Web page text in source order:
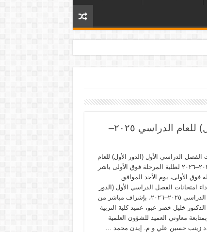
بدء امتحانات الفصل الدراسي الأول (الدور الأول) للعام الدراسي ٢٠٢٥–
الفصل الدراسي الأول (الدور الأول) للعام
الدراسي ٢٠٢٥–٢٠٢٦ لطلبة المرحلة فوق الأولى باشر
فوق الأولى، يوم الأحد الموافق
٢٠٢٦، أداء امتحانات الفصل الدراسي الأول (الدور
الأول) للعام الدراسي ٢٠٢٥–٢٠٢٦، بإشراف مباشر من
الدكتور خليل خضر عبو، عميد كلية التربية
معاوني العميد للشؤون العلمية
م.د زينب حسين علي و م. إيدن محمد …